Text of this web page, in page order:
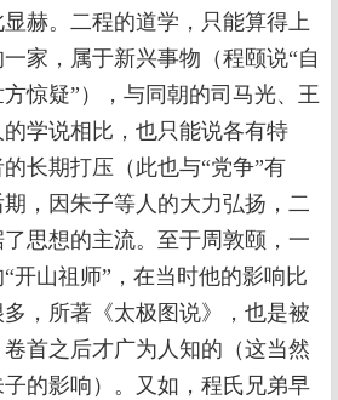
赫。二程的道学，只能算得上
家，属于新兴事物（程颐说“自
惊疑”），与同朝的司马光、王
学说相比，也只能说各有特
长期打压（此也与“党争”有
，因朱子等人的大力弘扬，二
思想的主流。至于周敦颐，一
开山祖师”，在当时他的影响比
，所著《太极图说》，也是被
首之后才广为人知的（这当然
的影响）。又如，程氏兄弟早